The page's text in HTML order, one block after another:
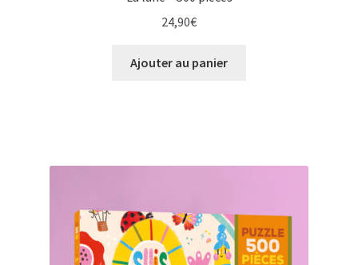
24,90€
Ajouter au panier